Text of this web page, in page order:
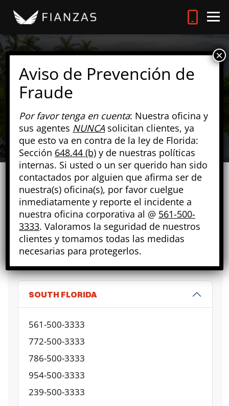
FIANZAS EN KENDALL, FL
A SU SERVICIO LAS 24H
CONTACTEFIANZAS
SOUTH FLORIDA
561-500-3333
772-500-3333
786-500-3333
954-500-3333
239-500-3333
Por favor tenga en cuenta: Nuestra oficina y
sus agentes NUNCAsolicitan clientes, ya
que esto va en contra de la ley de Florida:
Sección 648.44 (b) y de nuestras políticas
internas. Si usted o un ser querido han sido
contactados por alguien que afirma ser de
nuestra(s) oficina(s), por favor cuelgue
inmediatamente y reporte el incidente a
nuestra oficina corporativa al @ 561-500-
3333. Valoramos la seguridad de nuestros
clientes y tomamos todas las medidas
necesarias para protegerlos.